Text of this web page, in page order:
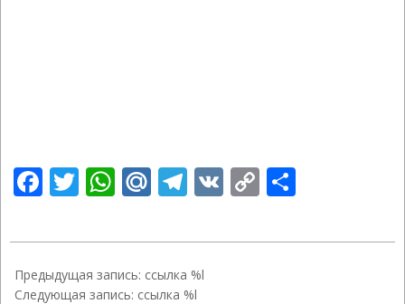
Facebook
Twitter
WhatsApp
Mail.Ru
Telegram
VK Copy
09-
05
Предыдущая запись: ссылка %l
Следующая запись: ссылка %l